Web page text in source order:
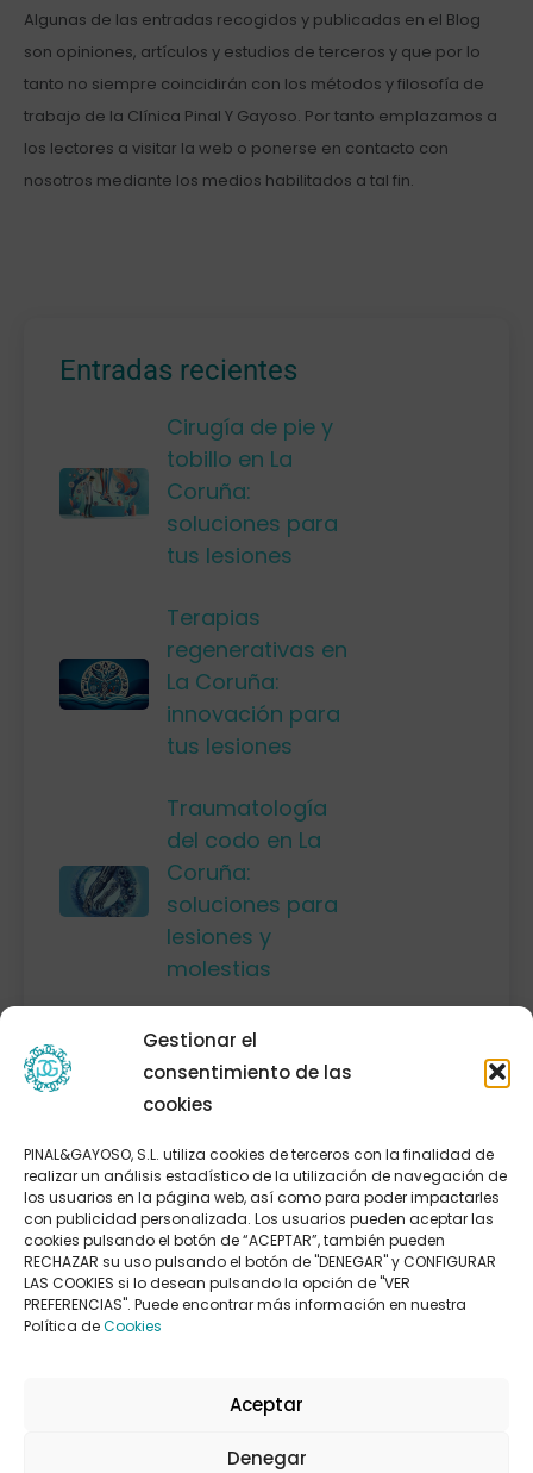
Gestionar el
consentimiento de las
cookies
PINAL&GAYOSO, S.L. utiliza cookies de terceros con la finalidad de
realizar un análisis estadístico de la utilización de navegación de
los usuarios en la página web, así como para poder impactarles
con publicidad personalizada. Los usuarios pueden aceptar las
cookies pulsando el botón de “ACEPTAR”, también pueden
RECHAZAR su uso pulsando el botón de "DENEGAR" y CONFIGURAR
LAS COOKIES si lo desean pulsando la opción de "VER
PREFERENCIAS". Puede encontrar más información en nuestra
Política deCookies
Aceptar
Denegar
Algunas de las entradas recogidos y publicadas en el Blog
son opiniones, artículos y estudios de terceros y que por lo
tanto no siempre coincidirán con los métodos y filosofía de
trabajo de la Clínica Pinal Y Gayoso. Por tanto emplazamos a
los lectores a visitar la web o ponerse en contacto con
nosotros mediante los medios habilitados a tal fin.
Entradas recientes
Cirugía de pie y
tobillo en La
Coruña:
soluciones para
tus lesiones
Terapias
regenerativas en
La Coruña:
innovación para
tus lesiones
Traumatología
del codo en La
Coruña:
soluciones para
lesiones y
molestias
Tratamiento de
fracturas en La
Coruña:
rápida y eficaz
Tratamiento de
lesiones en
atletas
profesionales en